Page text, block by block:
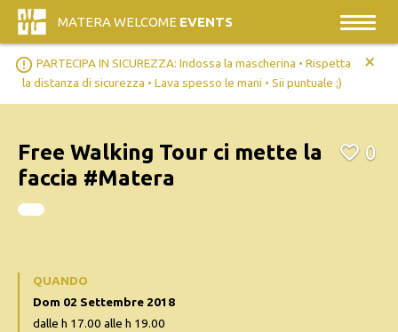
MATERA WELCOME EVENTS
error_outline PARTECIPA IN SICUREZZA: Indossa la mascherina • Rispetta
la distanza di sicurezza • Lava spesso le mani • Sii puntuale ;)
+
Free Walking Tour ci mette la
faccia #Matera
0
QUANDO
Dom 02 Settembre 2018
dalle h 17.00 alle h 19.00